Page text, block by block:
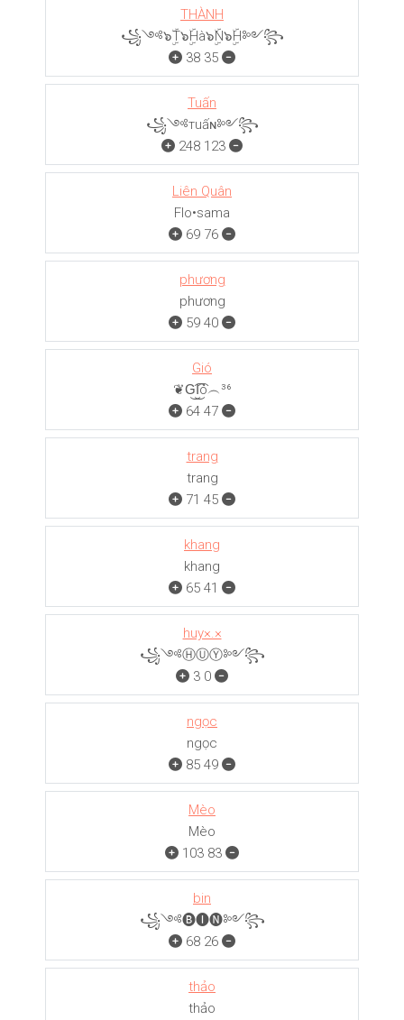
THÀNH
꧁༺๖ۣۜT๖ۣۜHà๖ۣۜN๖ۣۜH༻꧂
38 35
Tuấn
꧁༺тuấɴ༻꧂
248 123
Liên Quân
Flo•sama
69 76
phương
phương
59 40
Gió
❦G͜͡I͜͡ó︵³⁶
64 47
trang
trang
71 45
khang
khang
65 41
huy×.×
꧁༺ⒽⓊⓎ༻꧂
3 0
ngọc
ngọc
85 49
Mèo
Mèo
103 83
bin
꧁༺🅑🅘🅝༻꧂
68 26
thảo
thảo